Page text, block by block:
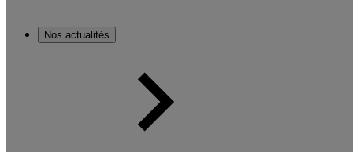
Nos actualités